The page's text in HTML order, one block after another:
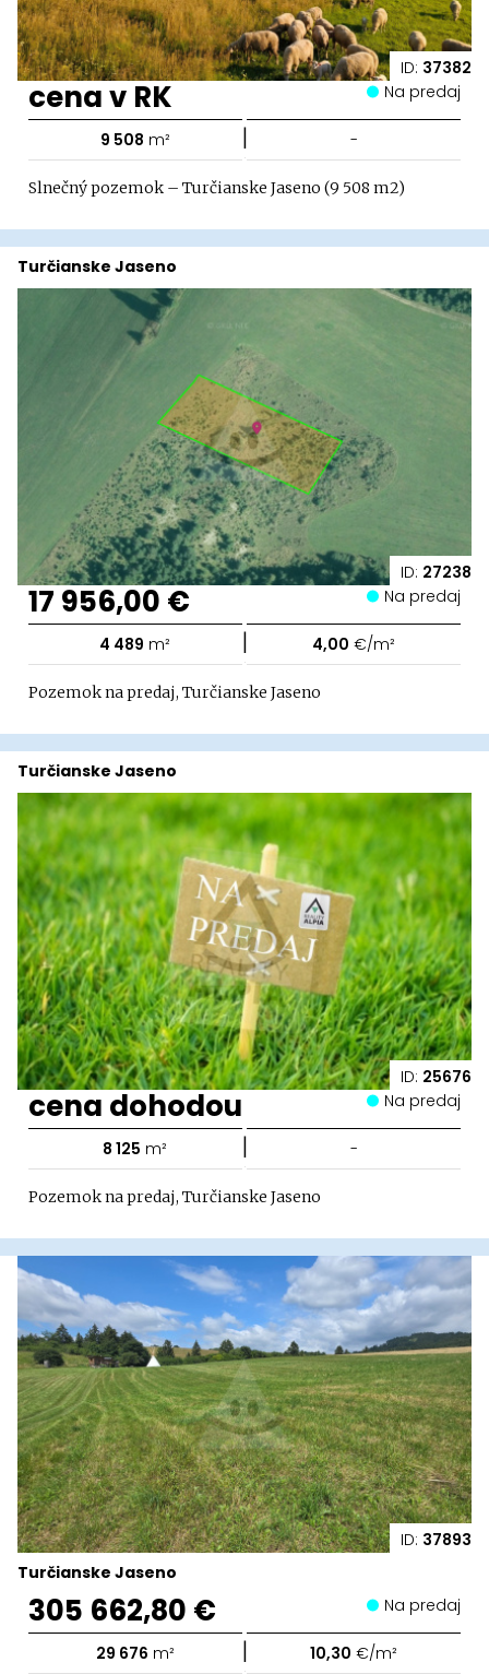
ID: 37382
cena v RK Na predaj
9 508 m² | -
Slnečný pozemok – Turčianske Jaseno (9 508 m2)
ID: 27238
Turčianske Jaseno
17 956,00 € Na predaj
4 489 m² | 4,00 €/m²
Pozemok na predaj, Turčianske Jaseno
ID: 25676
Turčianske Jaseno
cena dohodou Na predaj
8 125 m² | -
Pozemok na predaj, Turčianske Jaseno
ID: 37893
Turčianske Jaseno
305 662,80 € Na predaj
29 676 m² | 10,30 €/m²